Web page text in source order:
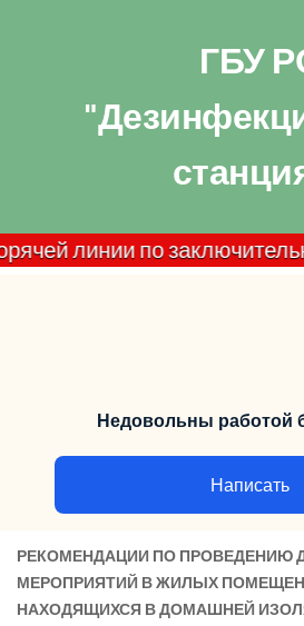
ГБУ
линии по
Недовольны работой
Написать
РЕКОМЕНДАЦИИ ПО ПРОВЕДЕНИЮ
МЕРОПРИЯТИЙ В ЖИЛЫХ
НАХОДЯЩИХСЯ В ДОМАШНЕЙ